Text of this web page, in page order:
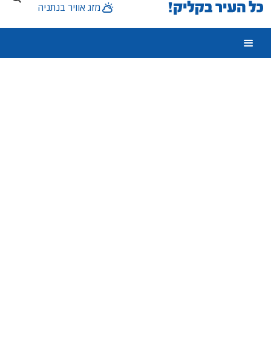
מזג אוויר בנתניה